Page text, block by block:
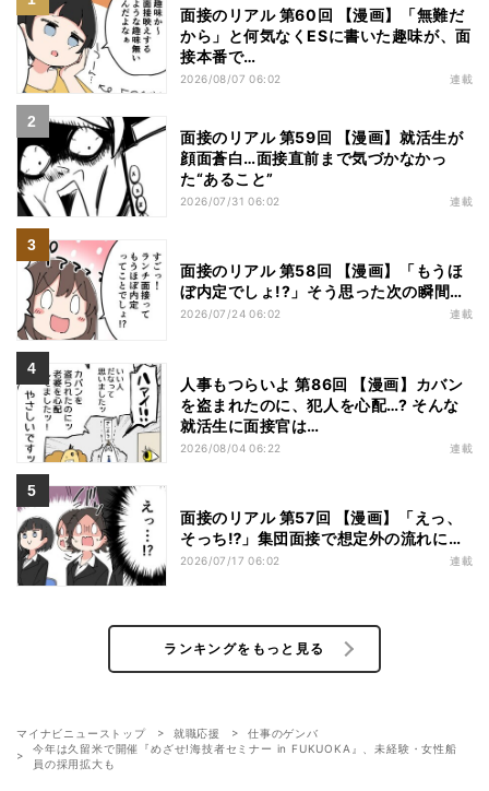
面接のリアル 第60回 【漫画】「無難だ
から」と何気なくESに書いた趣味が、面
接本番で…
2026/08/07 06:02 連載
面接のリアル 第59回 【漫画】就活生が
顔面蒼白…面接直前まで気づかなかっ
た“あること”
2026/07/31 06:02 連載
面接のリアル 第58回 【漫画】「もうほ
ぼ内定でしょ!?」そう思った次の瞬間…
2026/07/24 06:02 連載
人事もつらいよ 第86回 【漫画】カバン
を盗まれたのに、犯人を心配…? そんな
就活生に面接官は…
2026/08/04 06:22 連載
面接のリアル 第57回 【漫画】「えっ、
そっち⁉」集団面接で想定外の流れに…
2026/07/17 06:02 連載
ランキングをもっと見る
マイナビニューストップ 就職応援
仕事のゲンバ
今年は久留米で開催『めざせ!海技者セミナー in FUKUOKA』、未経験・女性船
員の採用拡大も